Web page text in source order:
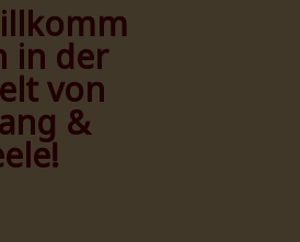
in der
von
&